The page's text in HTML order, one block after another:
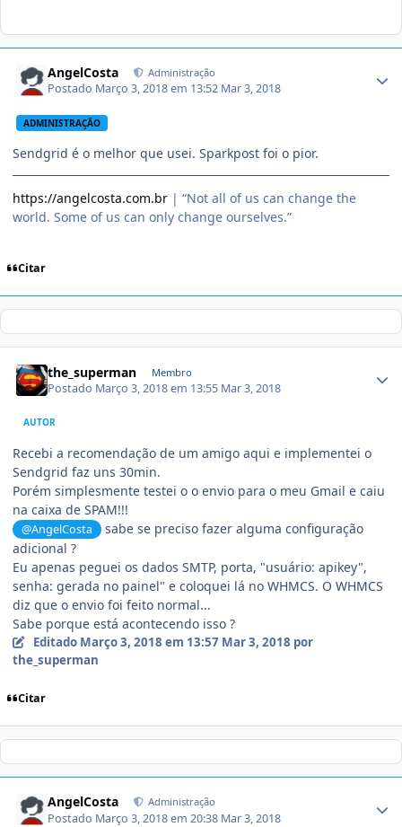
AngelCosta Administração
Postado Março 3, 2018 em 13:52 Mar 3, 2018
ADMINISTRAÇÃO
Sendgrid é o melhor que usei. Sparkpost foi o pior.
https://angelcosta.com.br | “Not all of us can change the
world. Some of us can only change ourselves.”
Citar
the_superman Membro
Postado Março 3, 2018 em 13:55 Mar 3, 2018
AUTOR
Recebi a recomendação de um amigo aqui e implementei o
Sendgrid faz uns 30min.
Porém simplesmente testei o o envio para o meu Gmail e caiu
na caixa de SPAM!!!
@AngelCosta
sabe se preciso fazer alguma configuração
adicional ?
Eu apenas peguei os dados SMTP, porta, "usuário: apikey",
senha: gerada no painel" e coloquei lá no WHMCS. O WHMCS
diz que o envio foi feito normal...
Sabe porque está acontecendo isso ?
Editado Março 3, 2018 em 13:57 Mar 3, 2018 por
the_superman
Citar
AngelCosta Administração
Postado Março 3, 2018 em 20:38 Mar 3, 2018